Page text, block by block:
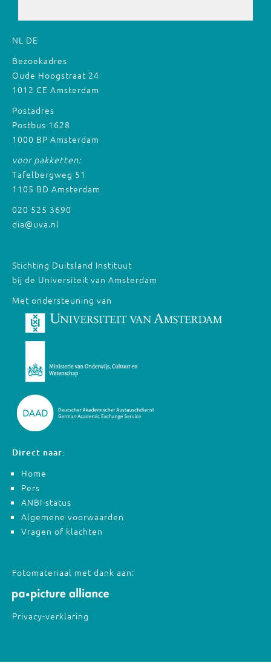
NL DE
Bezoekadres
Oude Hoogstraat 24
1012 CE Amsterdam
Postadres
Postbus 1628
1000 BP Amsterdam
voor pakketten:
Tafelbergweg 51
1105 BD Amsterdam
020 525 3690
dia@uva.nl
Stichting Duitsland Instituut
bij de Universiteit van Amsterdam
Met ondersteuning van
Direct naar:
Home
Pers
ANBI-status
Algemene voorwaarden
Vragen of klachten
Fotomateriaal met dank aan:
Privacy-verklaring